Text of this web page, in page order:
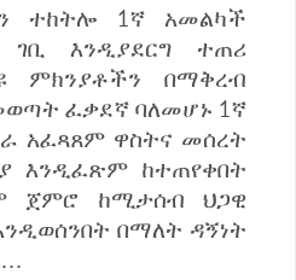
ተከትሎ 1ኛ አመልካች
ገቢ እንዲያደርግ ተጠሪ
ምክንያቶችን በማቅረብ
ፈቃደኛ ባለመሆኑ 1ኛ
አፈጻጸም ዋስትና መሰረት
እንዲፈጽም ከተጠየቀበት
ጀምሮ ከሚታሰብ ህጋዊ
በማለት ዳኝነት